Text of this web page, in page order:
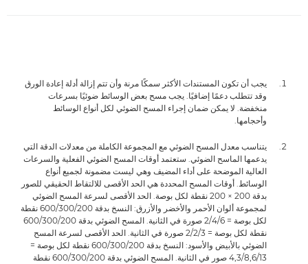
يجب أن تكون المستندات الأكثر سمكًا مرنة وأن تتم إزالة أدلة إعادة الورق
وقد تتطلب دعمًا إضافيًا. يجب مسح بعض الوسائط ضوئيًا بسرعات
منخفضة. لا يمكن ضمان إجراء المسح الضوئي لكل أنواع الوسائط
وأحجامها.
يتناسب معدل المسح الضوئي مع المجموعة الكاملة من معدلات الدقة التي
يدعمها الماسح الضوئي. ستعتمد أوقات المسح الضوئي الفعلية والسرعات
العالية الموضحة على أداء المضيف وهي ليست مضمونة لجميع أنواع
الوسائط. أوقات المسح المحددة هي الحد الأقصى للالتقاط الحقيقي للصور
بدقة 200 × 200 نقطة لكل بوصة. الحد الأقصى لسرعة المسح الضوئي
لمجموعة ألوان الأحمر والأخضر والأزرق: النسخ بدقة 200‏/300‏/600 نقطة
لكل بوصة = 6‏/4‏/2 صورة في الثانية. المسح الضوئي بدقة 200‏/300‏/600
نقطة لكل بوصة = 3‏/2‏/2‏ صورة في الثانية. الحد الأقصى لسرعة المسح
الضوئي بالأبيض والأسود: النسخ بدقة 200/‏300‏/600 نقطة لكل بوصة =
13‏/8,6‏/4,3 صور في الثانية. المسح الضوئي بدقة 200‏/300‏/600 نقطة